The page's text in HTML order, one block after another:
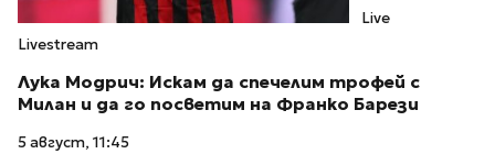
Live
Livestream
Лука Модрич: Искам да спечелим трофей с
Милан и да го посветим на Франко Барези
5 август, 11:45